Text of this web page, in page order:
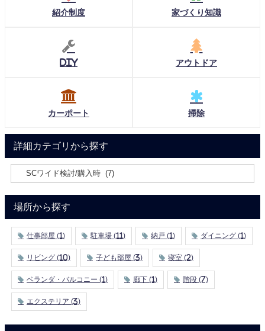
紹介制度 家づくり知識
DIY アウトドア
カーポート 掃除
詳細カテゴリから探す
場所から探す
仕事部屋 (1) 駐車場 (11) 納戸 (1) ダイニング (1)
リビング (10) 子ども部屋 (3) 寝室 (2)
ベランダ・バルコニー (1) 廊下 (1) 階段 (7)
エクステリア (3)